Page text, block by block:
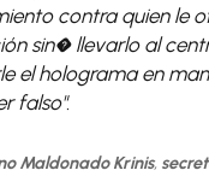
contra quien le
sin� llevarlo al
el holograma en
falso".
Maldonado Krinis,